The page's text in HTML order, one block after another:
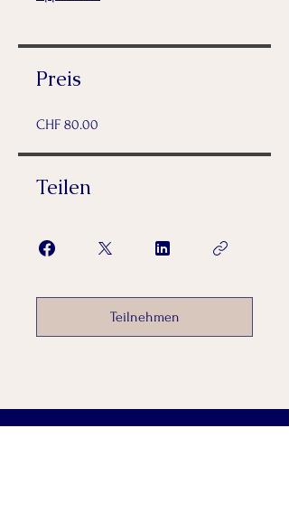
Preis
CHF 80.00
Teilen
Teilnehmen